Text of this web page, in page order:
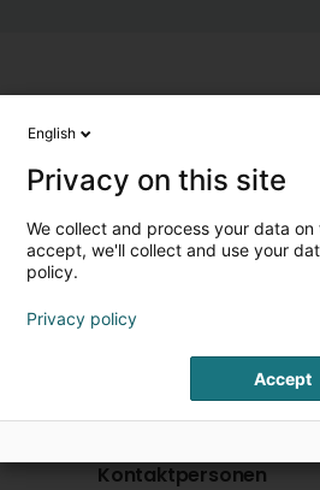
Kontaktpersonen
English
Privacy on this site
We collect and process your data
accept, we'll collect and use your
policy.
Privacy policy
Accept